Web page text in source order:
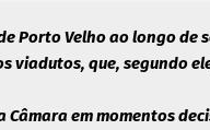
Porto Velho ao longo de
viadutos, que, segundo
em momentos